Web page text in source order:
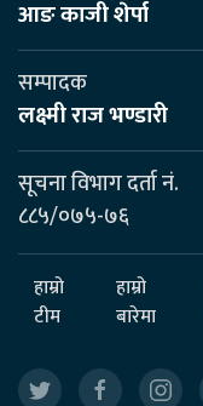
आङ काजी शेर्पा
सम्पादक
लक्ष्मी राज भण्डारी
सूचना विभाग दर्ता नं.
८८५/०७५-७६
हाम्रो
टीम
हाम्रो
बारेमा